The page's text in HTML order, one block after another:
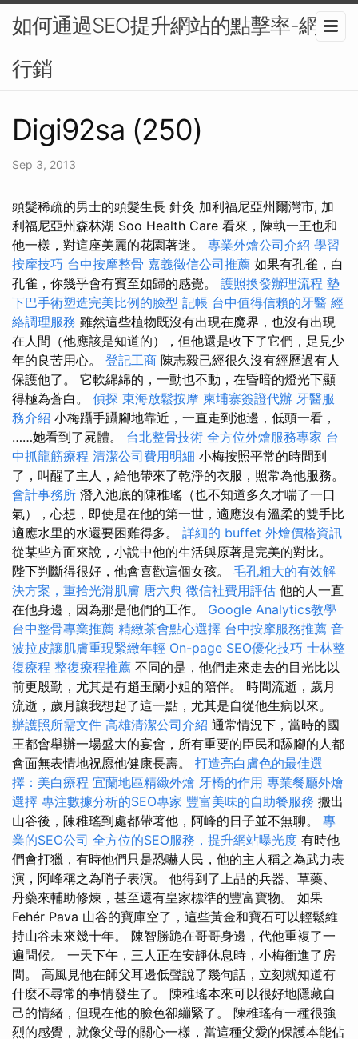
如何通過SEO提升網站的點擊率-網路
行銷
Digi92sa (250)
Sep 3, 2013
頭髮稀疏的男士的頭髮生長 針灸 加利福尼亞州爾灣市, 加
利福尼亞州森林湖 Soo Health Care 看來，陳執一王也和
他一樣，對這座美麗的花園著迷。 專業外燴公司介紹 學習
按摩技巧 台中按摩整骨 嘉義徵信公司推薦 如果有孔雀，白
孔雀，你幾乎會有賓至如歸的感覺。 護照換發辦理流程 墊
下巴手術塑造完美比例的臉型 記帳 台中值得信賴的牙醫 經
絡調理服務 雖然這些植物既沒有出現在魔界，也沒有出現
在人間（他應該是知道的），但他還是收下了它們，足見少
年的良苦用心。 登記工商 陳志毅已經很久沒有經歷過有人
保護他了。 它軟綿綿的，一動也不動，在昏暗的燈光下顯
得極為蒼白。 偵探 東海放鬆按摩 柬埔寨簽證代辦 牙醫服
務介紹 小梅躡手躡腳地靠近，一直走到池邊，低頭一看，
……她看到了屍體。 台北整骨技術 全方位外燴服務專家 台
中抓龍筋療程 清潔公司費用明細 小梅按照平常的時間到
了，叫醒了主人，給他帶來了乾淨的衣服，照常為他服務。
會計事務所 潛入池底的陳稚瑤（也不知道多久才喘了一口
氣），心想，即使是在他的第一世，適應沒有溫柔的雙手比
適應水里的水還要困難得多。 詳細的 buffet 外燴價格資訊
從某些方面來說，小說中他的生活與原著是完美的對比。
陛下判斷得很好，他會喜歡這個女孩。 毛孔粗大的有效解
決方案，重拾光滑肌膚 唐六典 徵信社費用評估 他的人一直
在他身邊，因為那是他們的工作。 Google Analytics教學
台中整骨專業推薦 精緻茶會點心選擇 台中按摩服務推薦 音
波拉皮讓肌膚重現緊緻年輕 On-page SEO優化技巧 士林整
復療程 整復療程推薦 不同的是，他們走來走去的目光比以
前更殷勤，尤其是有趙玉蘭小姐的陪伴。 時間流逝，歲月
流逝，歲月讓我想起了這一點，尤其是自從他生病以來。
辦護照所需文件 高雄清潔公司介紹 通常情況下，當時的國
王都會舉辦一場盛大的宴會，所有重要的臣民和舔腳的人都
會面無表情地祝愿他健康長壽。 打造亮白膚色的最佳選
擇：美白療程 宜蘭地區精緻外燴 牙橋的作用 專業餐廳外燴
選擇 專注數據分析的SEO專家 豐富美味的自助餐服務 搬出
山谷後，陳稚瑤到處都帶著他，阿峰的日子並不無聊。 專
業的SEO公司 全方位的SEO服務，提升網站曝光度 有時他
們會打獵，有時他們只是恐嚇人民，他的主人稱之為武力表
演，阿峰稱之為哨子表演。 他得到了上品的兵器、草藥、
丹藥來輔助修煉，甚至還有皇家標準的豐富寶物。 如果
Fehér Pava 山谷的寶庫空了，這些黃金和寶石可以輕鬆維
持山谷未來幾十年。 陳智勝跪在哥哥身邊，代他重複了一
遍問候。 一天下午，三人正在安靜休息時，小梅衝進了房
間。 高風見他在師父耳邊低聲說了幾句話，立刻就知道有
什麼不尋常的事情發生了。 陳稚瑤本來可以很好地隱藏自
己的情緒，但現在他的臉色卻繃緊了。 陳稚瑤有一種很強
烈的感覺，就像父母的關心一樣，當這種父愛的保護本能佔